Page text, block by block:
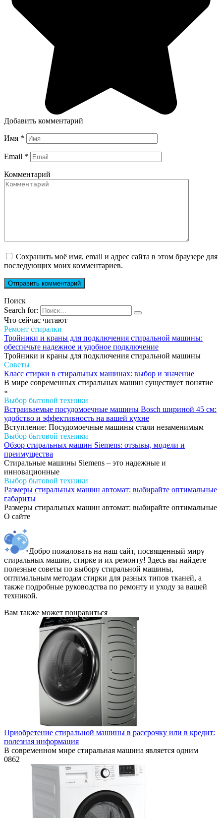
Добавить комментарий
Имя *
Email *
Комментарий
Сохранить моё имя, email и адрес сайта в этом браузере для
последующих моих комментариев.
Поиск
Search for:
Что сейчас читают
Ремонт стиралки
Тройники и краны для подключения стиральной машины:
обеспечьте надежное и удобное подключение
Тройники и краны для подключения стиральной машины
Советы
Класс стирки в стиральных машинах: выбор и значение
В мире современных стиральных машин существует понятие
«
Выбор бытовой техники
Встраиваемые посудомоечные машины Bosch шириной 45 см:
удобство и эффективность на вашей кухне
Вступление: Посудомоечные машины стали незаменимым
Выбор бытовой техники
Обзор стиральных машин Siemens: отзывы, модели и
преимущества
Стиральные машины Siemens – это надежные и
инновационные
Выбор бытовой техники
Размеры стиральных машин автомат: выбирайте оптимальные
габариты
Размеры стиральных машин автомат: выбирайте оптимальные
О сайте
Добро пожаловать на наш сайт, посвященный миру
стиральных машин, стирке и их ремонту! Здесь вы найдете
полезные советы по выбору стиральной машины,
оптимальным методам стирки для разных типов тканей, а
также подробные руководства по ремонту и уходу за вашей
техникой.
Вам также может понравиться
Приобретение стиральной машины в рассрочку или в кредит:
полезная информация
В современном мире стиральная машина является одним
0862